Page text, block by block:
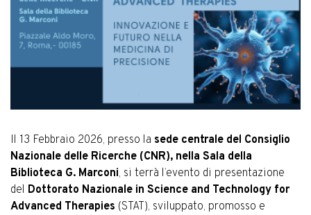
Il 13 Febbraio 2026, presso la sede centrale del Consiglio
Nazionale delle Ricerche (CNR), nella Sala della
Biblioteca G. Marconi, si terrà l’evento di presentazione
del Dottorato Nazionale in Science and Technology for
Advanced Therapies (STAT), sviluppato, promosso e